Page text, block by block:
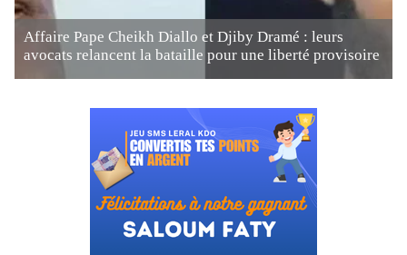
Affaire Pape Cheikh Diallo et Djiby Dramé : leurs
avocats relancent la bataille pour une liberté provisoire